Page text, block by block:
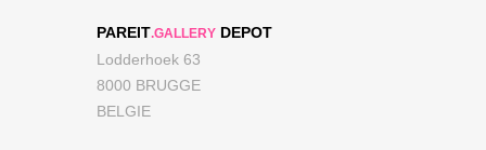
PAREIT.GALLERY DEPOT
Lodderhoek 63
8000 BRUGGE
BELGIE